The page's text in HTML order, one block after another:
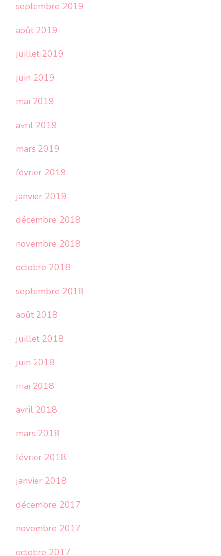
septembre 2019
août 2019
juillet 2019
juin 2019
mai 2019
avril 2019
mars 2019
février 2019
janvier 2019
décembre 2018
novembre 2018
octobre 2018
septembre 2018
août 2018
juillet 2018
juin 2018
mai 2018
avril 2018
mars 2018
février 2018
janvier 2018
décembre 2017
novembre 2017
octobre 2017